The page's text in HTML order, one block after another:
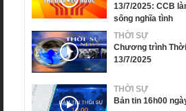
13/7/2025: CCB
sống nghĩa tình
THỜI SỰ
Chương trình
13/7/2025
THỜI SỰ
Bản tin 16h00